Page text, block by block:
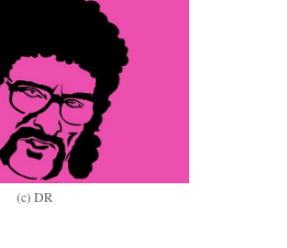
(c) DR